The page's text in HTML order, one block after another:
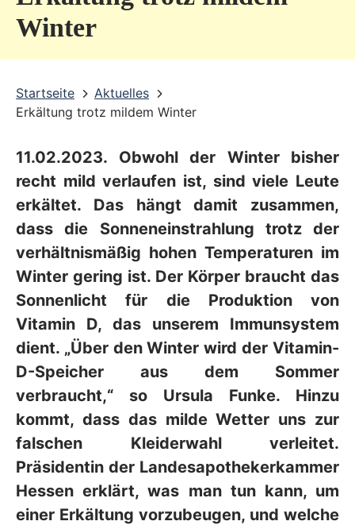
Winter
Startseite
Aktuelles
Erkältung trotz mildem Winter
11.02.2023. Obwohl der Winter bisher
recht mild verlaufen ist, sind viele Leute
erkältet. Das hängt damit zusammen,
dass die Sonneneinstrahlung trotz der
verhältnismäßig hohen Temperaturen im
Winter gering ist. Der Körper braucht das
Sonnenlicht für die Produktion von
Vitamin D, das unserem Immunsystem
dient. „Über den Winter wird der Vitamin-
D-Speicher aus dem Sommer
verbraucht,“ so Ursula Funke. Hinzu
kommt, dass das milde Wetter uns zur
falschen Kleiderwahl verleitet.
Präsidentin der Landesapothekerkammer
Hessen erklärt, was man tun kann, um
einer Erkältung vorzubeugen, und welche